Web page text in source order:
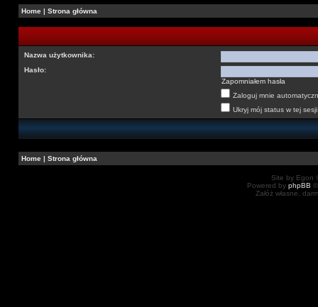
Home | Strona główna
Nazwa użytkownika:
Hasło:
Zapomniałem hasła
Zaloguj mnie
Ukryj mój status w tej sesji
Home | Strona główna
Site by Egon
Powered by phpBB
Załóż własne,